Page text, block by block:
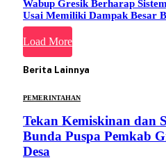
Wabup Gresik Berharap
Usai Memiliki Dampak Besar
Load More
Berita Lainnya
PEMERINTAHAN
Tekan Kemiskinan dan
Bunda Puspa Pemkab
Desa